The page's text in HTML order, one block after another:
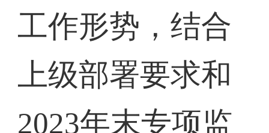
工作形势，结合
上级部署要求和
2023年末专项监